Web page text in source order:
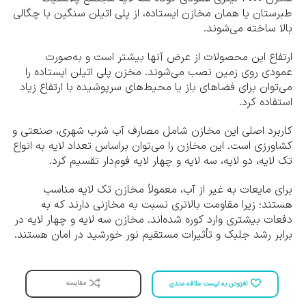
طبرستان یا همان مخازن ایستاده، از پلی اتیلن سنگین با چگالی
بالا ساخته می‌شوند.
ارتفاع این محصولات از عرض آنها بیشتر است و به‌صورت
عمودی روی زمین نصب می‌شوند. مخزن پلی اتیلن ایستاده را
می‌توان برای فضاهای باز یا محیط‌های سرپوشیده با ارتفاع زیاد
استفاده کرد.
کاربرد اصلی این مخازن شامل مصارف آب شرب شهری، صنعتی و
کشاورزی است. این مخازن را می‌توان براساس تعداد لایه به انواع
تک لایه، دو لایه، سه لایه و چهار لایه فوم‌دار تقسیم کرد.
برای مایعات به غیر از آب، معمولاً مخازن تک لایه مناسب
هستند؛ زیرا مقاومت بالاتری نسبت به مخازنی دارند که به
دفعات بیشتری وارد کوره شده‌اند. مخازن سه لایه و چهار لایه در
برابر رشد جلبک و تأثیرات مستقیم نور خورشید در امان هستند.
افزودن به لیست علاقه مندی مقایسه